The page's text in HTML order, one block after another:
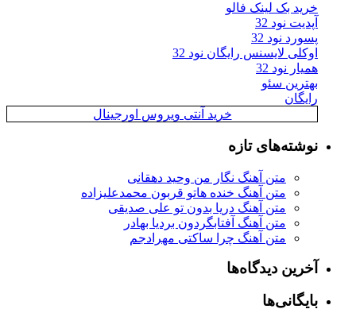
خرید بک لینک فالو
آپدیت نود 32
پسورد نود 32
اوکلی لایسنس رایگان نود 32
همیار نود 32
بهترین سئو
رایگان
خرید آنتی ویروس اورجینال
نوشته‌های تازه
متن آهنگ نگار من وحید دهقانی
متن آهنگ خنده هاتو قربون محمدعلیزاده
متن آهنگ دریا بدون تو علی صدیقی
متن آهنگ آفتابگردون بردیا بهادر
متن آهنگ چرا ساکتی مهرادجم
آخرین دیدگاه‌ها
بایگانی‌ها